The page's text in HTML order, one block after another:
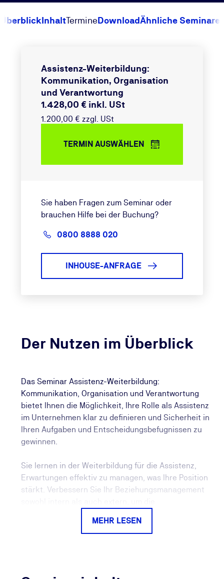
ÜberblickInhaltTermineDownloadÄhnliche Seminare
Der Nutzen im Überblick
Das Seminar Assistenz-Weiterbildung:
Kommunikation, Organisation und Verantwortung
bietet Ihnen die Möglichkeit, Ihre Rolle als Assistenz
im Unternehmen klar zu definieren und Sicherheit in
Ihren Aufgaben und Entscheidungsbefugnissen zu
gewinnen.
Sie lernen in der Weiterbildung für die Assistenz,
Erwartungen effektiv zu managen, was Ihre Position
stärkt. Verbessern Sie Ihr Beziehungsmanagement
Kollegen sowie externen Partnerinnen und Partnern
MEHR LESEN
Assistenz-Weiterbildung:
Kommunikation, Organisation
und Verantwortung
1.428,00 € inkl. USt
1.200,00 € zzgl. USt
TERMIN AUSWÄHLEN
Sie haben Fragen zum Seminar oder
brauchen Hilfe bei der Buchung?
0800 8888 020
INHOUSE-ANFRAGE